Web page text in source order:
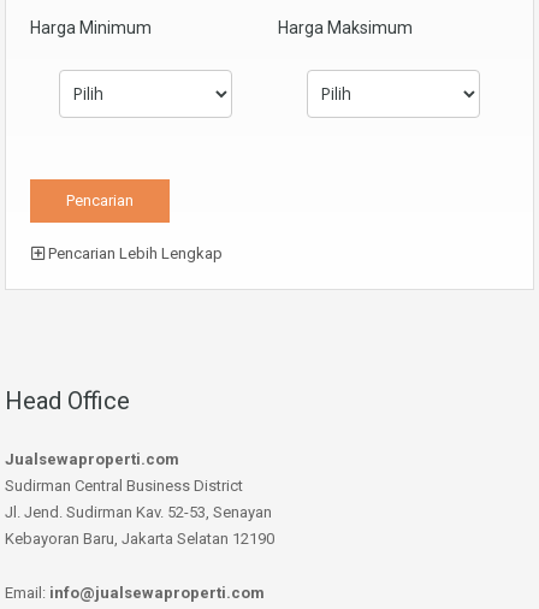
Harga Minimum Harga Maksimum
Pencarian Lebih Lengkap
Head Office
Jualsewaproperti.com
Sudirman Central Business District
Jl. Jend. Sudirman Kav. 52-53, Senayan
Kebayoran Baru, Jakarta Selatan 12190
Email: info@jualsewaproperti.com